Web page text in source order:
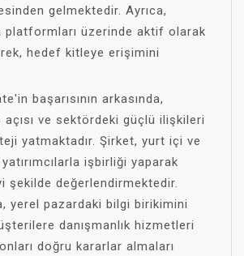
gelmektedir. Ayrıca,
platformları üzerinde aktif olarak
hedef kitleye erişimini
başarısının arkasında,
açısı ve sektördeki güçlü ilişkileri
yatmaktadır. Şirket, yurt içi ve
işbirliği yaparak
şekilde değerlendirmektedir.
yerel pazardaki bilgi birikimini
danışmanlık hizmetleri
doğru kararlar almaları